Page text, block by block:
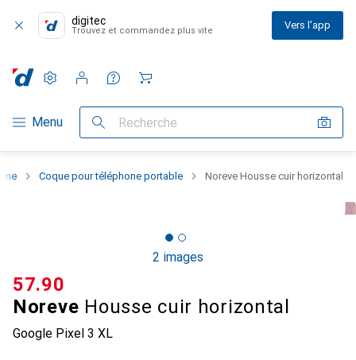
digitec
Trouvez et commandez plus vite Vers l'app
Navigation par catégorie
Menu Recherche
Paramètres
Compte client
Listes de comparaison
Listes d'envies
Panier
Coque pour téléphone portable Noreve Housse cuir horizontal
2 images
Noreve Housse cuir horizontal
Google Pixel 3 XL
CHF
57.90